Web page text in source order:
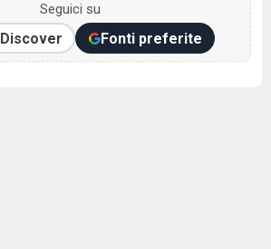
Seguici su
Discover Fonti preferite